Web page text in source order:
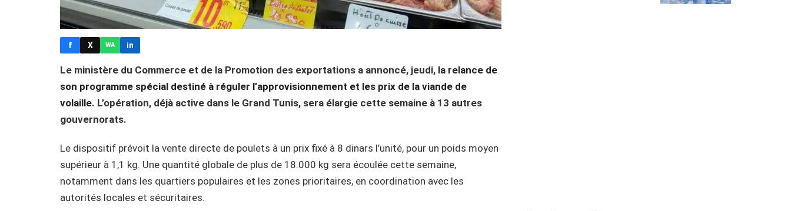
f X WA in
Le ministère du Commerce et de la Promotion des exportations a annoncé, jeudi, la relance de
son programme spécial destiné à réguler l’approvisionnement et les prix de la viande de
volaille. L’opération, déjà active dans le Grand Tunis, sera élargie cette semaine à 13 autres
gouvernorats.
Le dispositif prévoit la vente directe de poulets à un prix fixé à 8 dinars l’unité, pour un poids moyen
supérieur à 1,1 kg. Une quantité globale de plus de 18.000 kg sera écoulée cette semaine,
notamment dans les quartiers populaires et les zones prioritaires, en coordination avec les
autorités locales et sécuritaires.